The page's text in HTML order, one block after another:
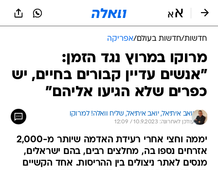
חדשות/חדשות בעולם/אפריקה
מרוקו במרוץ נגד הזמן:
"אנשים עדיין קבורים בחיים, יש
כפרים שלא הגיעו אליהם"
יואב איתיאל, יואב איתיאל, שליח וואלה! למרוקו
עודכן לאחרונה: 10.9.2023 / 12:09
יממה וחצי אחרי רעידת האדמה שיותר מ-2,000
אזרחים נספו בה, מחלצים רבים, בהם ישראלים,
מנסים לאתר ניצולים בין ההריסות. אחד הקשיים